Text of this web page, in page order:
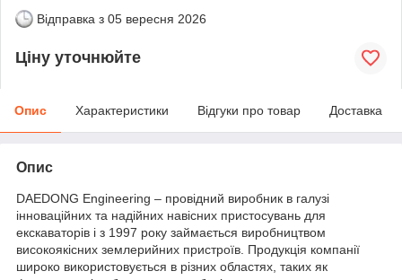
Відправка з 05 вересня 2026
Ціну уточнюйте
Опис Характеристики Відгуки про товар Доставка
Опис
DAEDONG Engineering – провідний виробник в галузі
інноваційних та надійних навісних пристосувань для
екскаваторів і з 1997 року займається виробництвом
високоякісних землерийних пристроїв. Продукція компанії
широко використовується в різних областях, таких як